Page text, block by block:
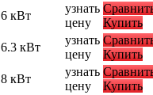
6 кВт
узнать
цену
Купить
6.3 кВт
узнать
цену
Купить
8 кВт
узнать
цену
Купить